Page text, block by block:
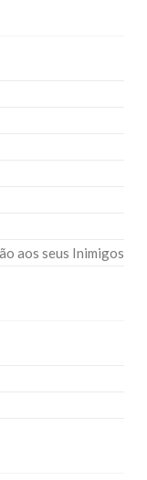
aos seus Inimigos